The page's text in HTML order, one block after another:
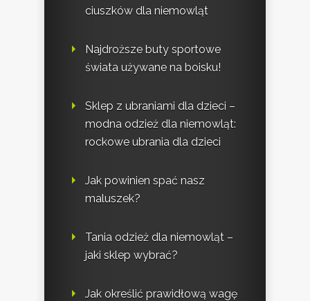
ciuszków dla niemowląt
Najdroższe buty sportowe
świata używane na boisku!
Sklep z ubraniami dla dzieci –
modna odzież dla niemowląt:
rockowe ubrania dla dzieci
Jak powinien spać nasz
maluszek?
Tania odzież dla niemowląt –
jaki sklep wybrać?
Jak określić prawidłową wagę